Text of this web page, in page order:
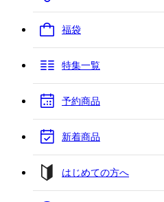
福袋
特集一覧
予約商品
新着商品
はじめての方へ